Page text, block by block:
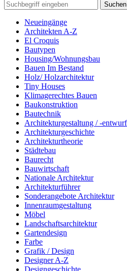
Suchen
Neueingänge
Architekten A-Z
El Croquis
Bautypen
Housing/Wohnungsbau
Bauen Im Bestand
Holz/ Holzarchitektur
Tiny Houses
Klimagerechtes Bauen
Baukonstruktion
Bautechnik
Architekturgestaltung / -entwurf
Architekturgeschichte
Architekturtheorie
Städtebau
Baurecht
Bauwirtschaft
Nationale Architektur
Architekturführer
Sonderangebote Architektur
Innenraumgestaltung
Möbel
Landschaftsarchitektur
Gartendesign
Farbe
Grafik / Design
Designer A-Z
Designgeschichte